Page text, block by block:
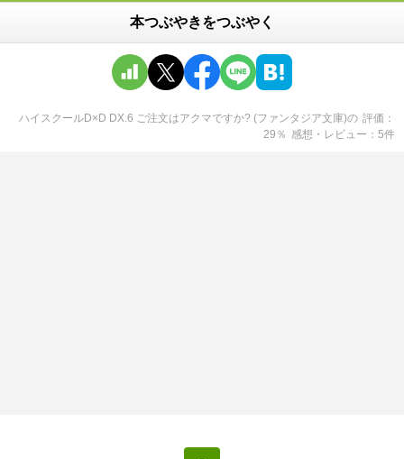
本つぶやきをつぶやく
ハイスクールD×D DX.6 ご注文はアクマですか? (ファンタジア文庫)の 評価
29 ％ 感想・レビュー 5件